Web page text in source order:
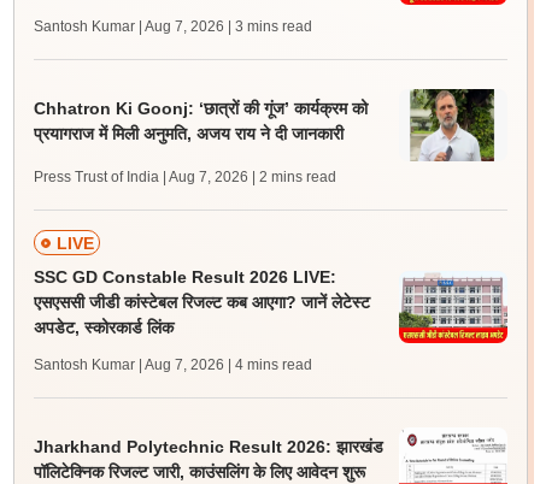
Santosh Kumar | Aug 7, 2026 | 3 mins read
Chhatron Ki Goonj: ‘छात्रों की गूंज’ कार्यक्रम को
प्रयागराज में मिली अनुमति, अजय राय ने दी जानकारी
Press Trust of India | Aug 7, 2026 | 2 mins read
LIVE
SSC GD Constable Result 2026 LIVE:
एसएससी जीडी कांस्टेबल रिजल्ट कब आएगा? जानें लेटेस्ट
अपडेट, स्कोरकार्ड लिंक
Santosh Kumar | Aug 7, 2026 | 4 mins read
Jharkhand Polytechnic Result 2026: झारखंड
पॉलिटेक्निक रिजल्ट जारी, काउंसलिंग के लिए आवेदन शुरू